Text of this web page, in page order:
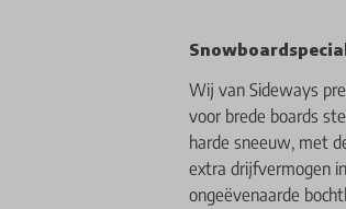
Wij van Sideways
voor brede boards
harde sneeuw, met
extra drijfvermogen
ongeëvenaarde